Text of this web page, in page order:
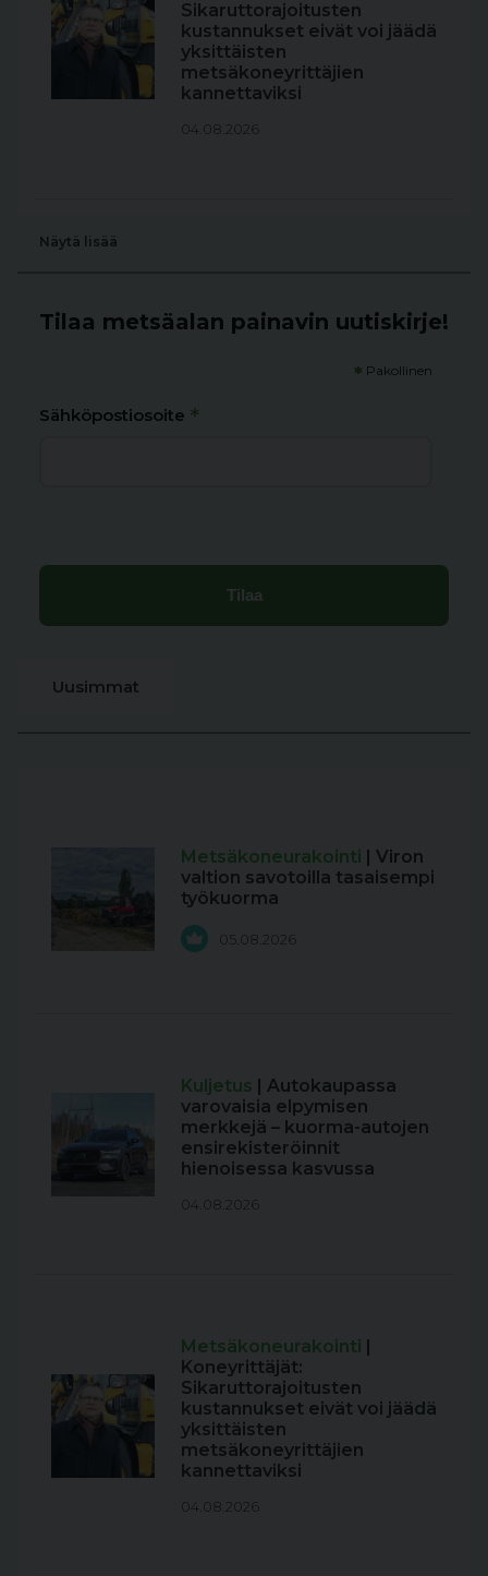
Sikaruttorajoitusten
kustannukset eivät voi jäädä
yksittäisten
metsäkoneyrittäjien
kannettaviksi
04.08.2026
Näytä lisää
Tilaa metsäalan painavin uutiskirje!
* Pakollinen
Sähköpostiosoite *
Uusimmat
Metsäkoneurakointi
| Viron
valtion savotoilla tasaisempi
työkuorma
05.08.2026
Kuljetus
| Autokaupassa
varovaisia elpymisen
merkkejä – kuorma-autojen
ensirekisteröinnit
hienoisessa kasvussa
04.08.2026
Metsäkoneurakointi
Koneyrittäjät:
Sikaruttorajoitusten
kustannukset eivät voi jäädä
yksittäisten
metsäkoneyrittäjien
kannettaviksi
04.08.2026